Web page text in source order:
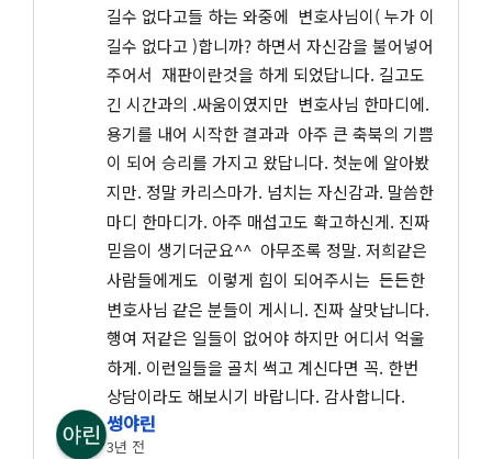
길수 없다고들 하는 와중에  변호사님이( 누가 이
길수 없다고 )합니까? 하면서 자신감을 불어넣어
주어서  재판이란것을 하게 되었답니다. 길고도
긴 시간과의 .싸움이였지만  변호사님 한마디에.
용기를 내어 시작한 결과과  아주 큰 축북의 기쁨
이 되어 승리를 가지고 왔답니다. 첫눈에 알아봤
지만. 정말 카리스마가. 넘치는 자신감과. 말씀한
마디 한마디가. 아주 매섭고도 확고하신게. 진짜
믿음이 생기더군요^^  아무조록 정말. 저희같은
사람들에게도  이렇게 힘이 되어주시는  든든한
변호사님 같은 분들이 게시니. 진짜 살맛납니다.
행여 저같은 일들이 없어야 하지만 어디서 억울
하게. 이런일들을 골치 썩고 계신다면 꼭. 한번
상담이라도 해보시기 바랍니다. 감사합니다.
썽야린
3년 전